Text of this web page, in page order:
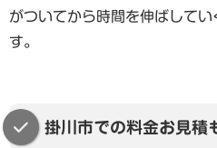
がついてから時間を伸ばして
す。
掛川市での料金お見積